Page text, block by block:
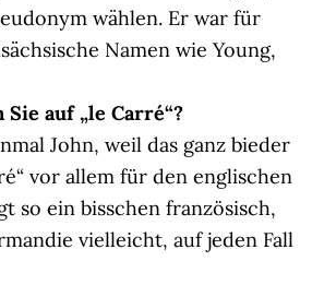
wählen. Er war für
Namen wie Young,
Sie auf „le Carré“?
John, weil das ganz bieder
vor allem für den englischen
so ein bisschen französisch,
vielleicht, auf jeden Fall